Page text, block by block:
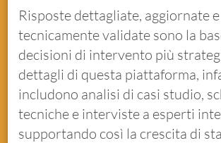
Risposte dettagliate, aggiornate e
tecnicamente validate sono la
decisioni di intervento più
dettagli di questa piattaforma,
includono analisi di casi studio,
tecniche e interviste a esperti
supportando così la crescita di